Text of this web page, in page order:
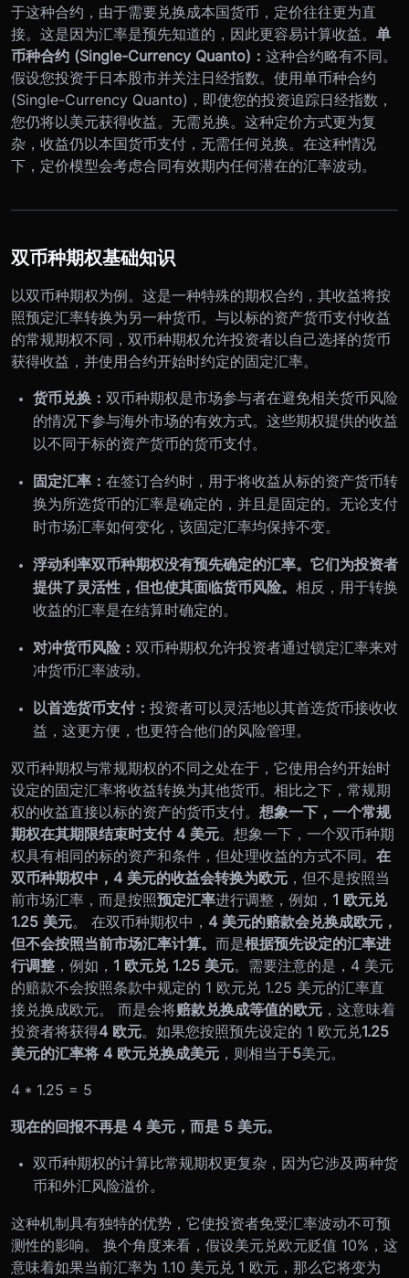
于这种合约，由于需要兑换成本国货币，定价往往更为直
接。这是因为汇率是预先知道的，因此更容易计算收益。 单
币种合约 (Single-Currency Quanto)： 这种合约略有不同。
假设您投资于日本股市并关注日经指数。使用单币种合约
(Single-Currency Quanto)，即使您的投资追踪日经指数，
您仍将以美元获得收益。无需兑换。这种定价方式更为复
杂，收益仍以本国货币支付，无需任何兑换。在这种情况
下，定价模型会考虑合同有效期内任何潜在的汇率波动。
双币种期权基础知识
以双币种期权为例。这是一种特殊的期权合约，其收益将按
照预定汇率转换为另一种货币。与以标的资产货币支付收益
的常规期权不同，双币种期权允许投资者以自己选择的货币
获得收益，并使用合约开始时约定的固定汇率。
货币兑换： 双币种期权是市场参与者在避免相关货币风险
的情况下参与海外市场的有效方式。这些期权提供的收益
以不同于标的资产货币的货币支付。
固定汇率： 在签订合约时，用于将收益从标的资产货币转
换为所选货币的汇率是确定的，并且是固定的。无论支付
时市场汇率如何变化，该固定汇率均保持不变。
浮动利率双币种期权没有预先确定的汇率。它们为投资者
提供了灵活性，但也使其面临货币风险。 相反，用于转换
收益的汇率是在结算时确定的。
对冲货币风险： 双币种期权允许投资者通过锁定汇率来对
冲货币汇率波动。
以首选货币支付： 投资者可以灵活地以其首选货币接收收
益，这更方便，也更符合他们的风险管理。
双币种期权与常规期权的不同之处在于，它使用合约开始时
设定的固定汇率将收益转换为其他货币。相比之下，常规期
权的收益直接以标的资产的货币支付。 想象一下，一个常规
期权在其期限结束时支付 4 美元。想象一下，一个双币种期
权具有相同的标的资产和条件，但处理收益的方式不同。 在
双币种期权中，4 美元的收益会转换为欧元 ，但不是按照当
前市场汇率，而是按照预定汇率进行调整，例如， 1 欧元兑
1.25 美元。 在双币种期权中， 4 美元的赔款会兑换成欧元，
但不会按照当前市场汇率计算。 而是根据预先设定的汇率进
行调整 ，例如， 1 欧元兑 1.25 美元。需要注意的是，4 美元
的赔款不会按照条款中规定的 1 欧元兑 1.25 美元的汇率直
接兑换成欧元。 而是会将赔款兑换成等值的欧元 ，这意味着
投资者将获得4 欧元。如果您按照预先设定的 1 欧元兑1.25
美元的汇率将 4 欧元兑换成美元 ，则相当于5美元。
4 * 1.25 = 5
现在的回报不再是 4 美元，而是 5 美元。
双币种期权的计算比常规期权更复杂，因为它涉及两种货
币和外汇风险溢价。
这种机制具有独特的优势，它使投资者免受汇率波动不可预
测性的影响。 换个角度来看，假设美元兑欧元贬值 10%，这
意味着如果当前汇率为 1.10 美元兑 1 欧元，那么它将变为